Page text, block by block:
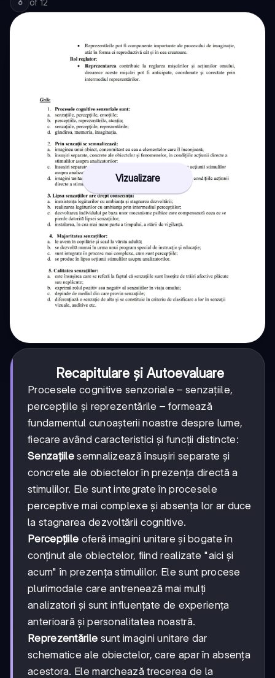
6 of 12
Vizualizare
Recapitulare și Autoevaluare
Procesele cognitive senzoriale – senzațiile,
percepțiile și reprezentările – formează
fundamentul cunoașterii noastre despre lume,
fiecare având caracteristici și funcții distincte:
Senzațiile semnalizează însușiri separate și
concrete ale obiectelor în prezența directă a
stimulilor. Ele sunt integrate în procesele
perceptive mai complexe și absența lor ar duce
la stagnarea dezvoltării cognitive.
Percepțiile oferă imagini unitare și bogate în
conținut ale obiectelor, fiind realizate "aici și
acum" în prezența stimulilor. Ele sunt procese
plurimodale care antrenează mai mulți
analizatori și sunt influențate de experiența
anterioară și personalitatea noastră.
Reprezentările sunt imagini unitare dar
schematice ale obiectelor, care apar în absența
acestora. Ele marchează trecerea de la